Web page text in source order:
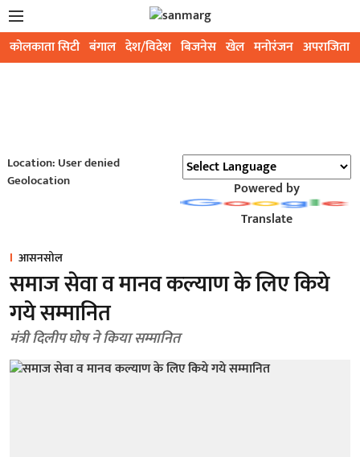
कोलकाता सिटी बंगाल देश/विदेश बिजनेस खेल मनोरंजन अपराजिता
Location: User denied
Geolocation
Powered by
Translate
आसनसोल
समाज सेवा व मानव कल्याण के लिए किये
गये सम्मानित
मंत्री दिलीप घोष ने किया सम्मानित